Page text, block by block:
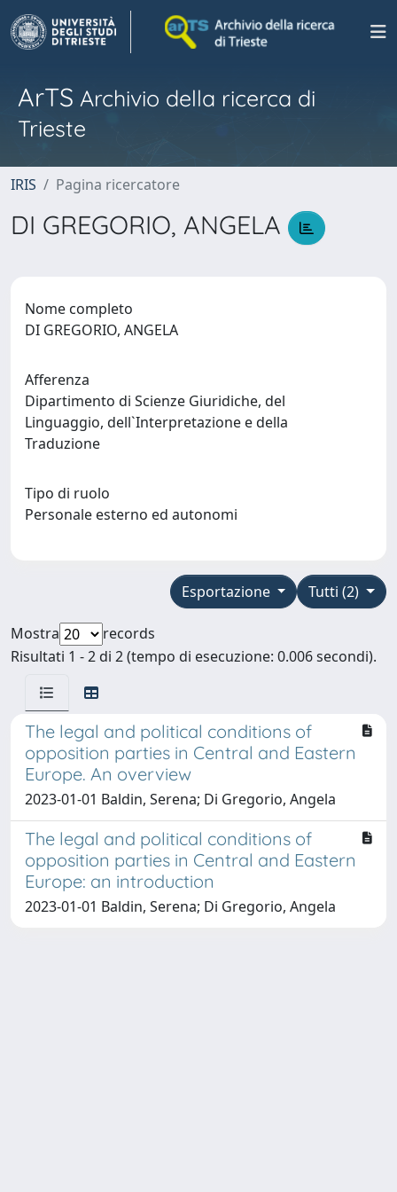
ArTS Archivio della ricerca di
Trieste
IRIS Pagina ricercatore
DI GREGORIO, ANGELA
Nome completo
DI GREGORIO, ANGELA
Afferenza
Dipartimento di Scienze Giuridiche, del
Linguaggio, dell`Interpretazione e della
Traduzione
Tipo di ruolo
Personale esterno ed autonomi
Tutti (2)
Esportazione
Mostra
records
Risultati 1 - 2 di 2 (tempo di esecuzione: 0.006 secondi).
The legal and political conditions of
opposition parties in Central and Eastern
Europe. An overview
2023-01-01 Baldin, Serena; Di Gregorio, Angela
The legal and political conditions of
opposition parties in Central and Eastern
Europe: an introduction
2023-01-01 Baldin, Serena; Di Gregorio, Angela